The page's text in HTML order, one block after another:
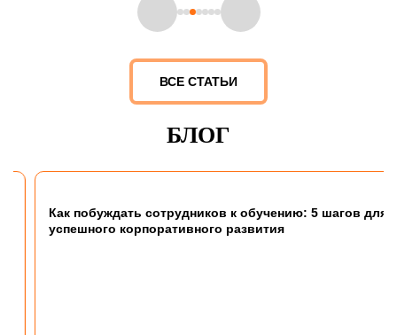
ВСЕ СТАТЬИ
БЛОГ
Как побуждать сотрудников к обучению: 5 шагов для
успешного корпоративного развития